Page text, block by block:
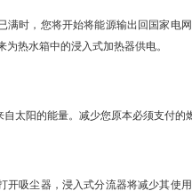
时，您将开始将能源输出回国家电
热水箱中的浸入式加热器供电。
阳的能量。减少您原本必须支付的
吸尘器，浸入式分流器将减少其使